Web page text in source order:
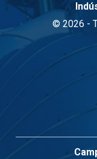
© 2026 -